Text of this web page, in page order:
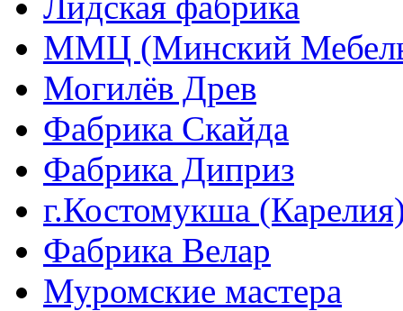
ММЦ (Минский
Могилёв Древ
Фабрика Скайда
Фабрика Диприз
г.Костомукша
Фабрика Велар
Муромские мастера